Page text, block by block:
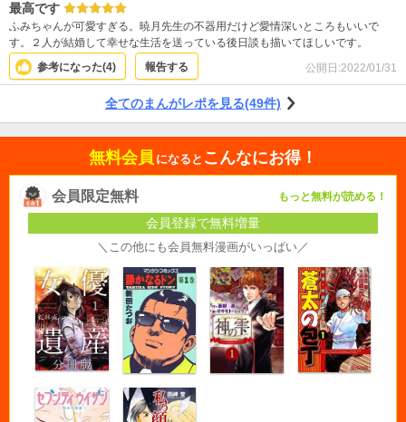
最高です
ふみちゃんが可愛すぎる。暁月先生の不器用だけど愛情深いところもいいで
す。２人が結婚して幸せな生活を送っている後日談も描いてほしいです。
参考になった(4) 報告する 公開日:2022/01/31
全てのまんがレポを見る(49件)
無料会員 になると こんなにお得！
会員限定無料 もっと無料が読める！
会員登録で無料増量
＼この他にも会員無料漫画がいっぱい／